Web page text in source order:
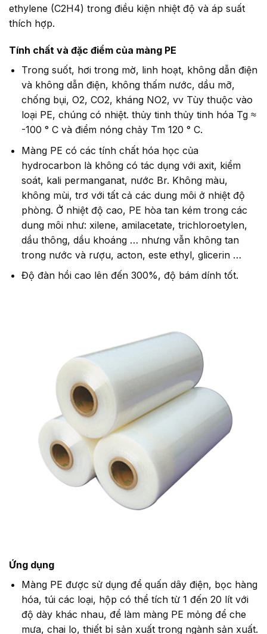
ethylene (C2H4) trong điều kiện nhiệt độ và áp suất
thích hợp.
Tính chất và đặc điểm của màng PE
Trong suốt, hơi trong mờ, linh hoạt, không dẫn điện
và không dẫn điện, không thấm nước, dầu mỡ,
chống bụi, O2, CO2, kháng NO2, vv Tùy thuộc vào
loại PE, chúng có nhiệt. thủy tinh thủy tinh hóa Tg ≈
-100 ° C và điểm nóng chảy Tm 120 ° C.
Màng PE có các tính chất hóa học của
hydrocarbon là không có tác dụng với axit, kiểm
soát, kali permanganat, nước Br. Không màu,
không mùi, trơ với tất cả các dung môi ở nhiệt độ
phòng. Ở nhiệt độ cao, PE hòa tan kém trong các
dung môi như: xilene, amilacetate, trichloroetylen,
dầu thông, dầu khoáng … nhưng vẫn không tan
trong nước và rượu, acton, este ethyl, glicerin …
Độ đàn hồi cao lên đến 300%, độ bám dính tốt.
Ứng dụng
Màng PE được sử dụng để quấn dây điện, bọc hàng
hóa, túi các loại, hộp có thể tích từ 1 đến 20 lít với
độ dày khác nhau, để làm màng PE mỏng để che
mưa, chai lọ, thiết bị sản xuất trong ngành sản xuất.